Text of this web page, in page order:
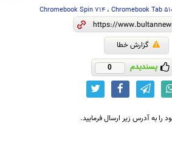
Chromebook Spin 714 ، Chromebook Tab
گزارش خطا
پسندیدم 0
را به آدرس زیر ارسال فرمایید.